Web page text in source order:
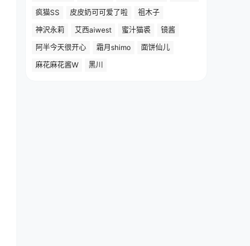
疯猫SS
皮皮奶可可爱了啦
祖木子
神沢永莉
艾西aiwest 蜜汁猫裘
镜酱
阿半今天很开心
霜月shimo
面饼仙儿
麻花麻花酱W
黑川